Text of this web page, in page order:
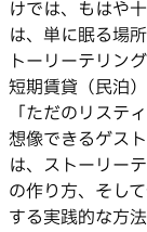
けでは、もはや
は、単に眠る場
トーリーテリン
短期賃貸（民泊
「ただのリステ
想像できるゲス
は、ストーリー
の作り方、そし
する実践的な方